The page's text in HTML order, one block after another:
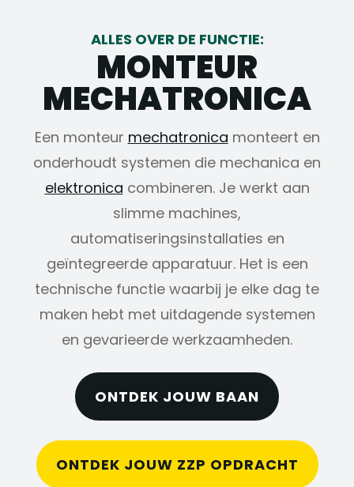
ALLES OVER DE FUNCTIE:
MONTEUR
MECHATRONICA
Een monteur mechatronica monteert en
onderhoudt systemen die mechanica en
elektronica combineren. Je werkt aan
slimme machines,
automatiseringsinstallaties en
geïntegreerde apparatuur. Het is een
technische functie waarbij je elke dag te
maken hebt met uitdagende systemen
en gevarieerde werkzaamheden.
ONTDEK JOUW BAAN
ONTDEK JOUW ZZP OPDRACHT